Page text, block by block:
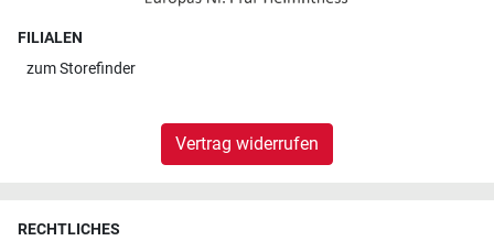
FILIALEN
zumStorefinder
Vertrag widerrufen
RECHTLICHES